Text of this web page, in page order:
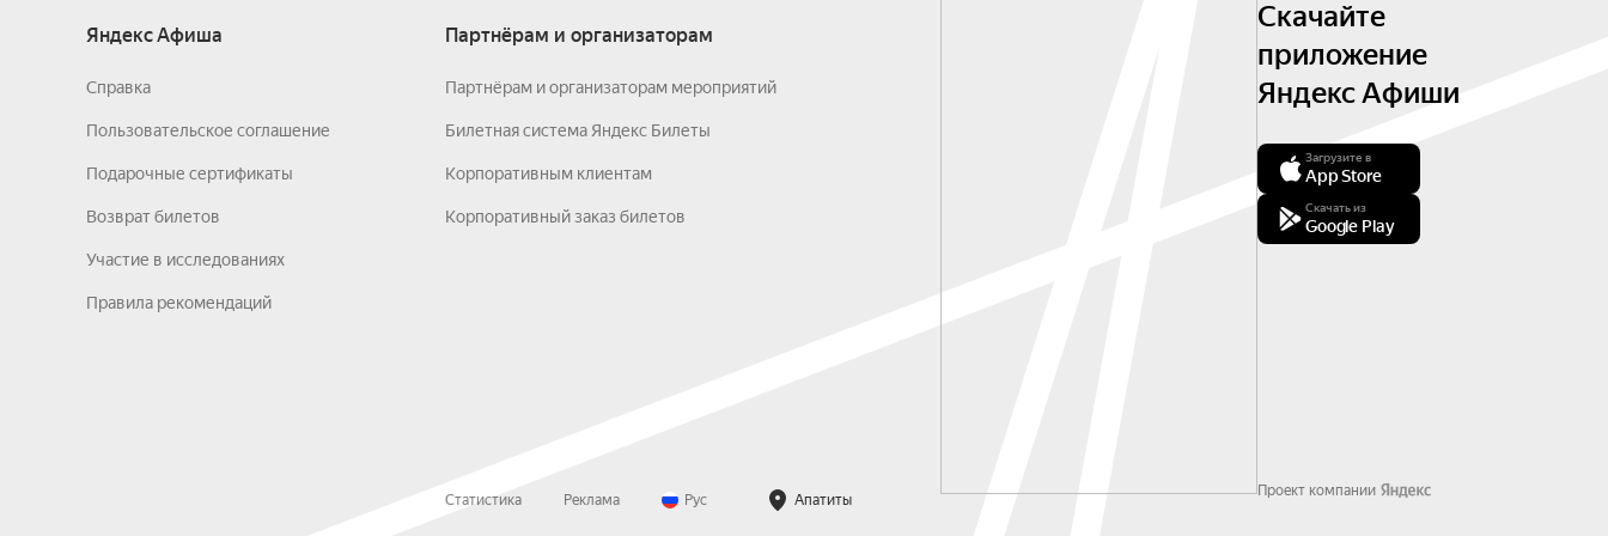
Яндекс Афиша
Справка
Пользовательское соглашение
Подарочные сертификаты
Возврат билетов
Участие в исследованиях
Правила рекомендаций
Партнёрам и организаторам
Партнёрам и организаторам мероприятий
Билетная система Яндекс Билеты
Корпоративным клиентам
Корпоративный заказ билетов
Статистика Реклама Рус Апатиты
Скачайте
приложение
Яндекс Афиши
Загрузите в
App Store
Скачать из
Google Play
Проект компании